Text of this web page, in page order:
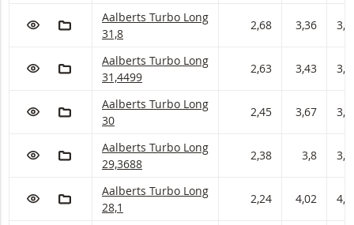
VOEG TOE AAN WATCHLIST
AAN PORTFOLIO TOEVOEGEN
Aalberts Turbo met ISIN code:
Aalberts Turbo Long
31,8
2,68 3,36
VOEG TOE AAN WATCHLIST
AAN PORTFOLIO TOEVOEGEN
Aalberts Turbo met ISIN code:
Aalberts Turbo Long
31,4499
2,63 3,43
VOEG TOE AAN WATCHLIST
AAN PORTFOLIO TOEVOEGEN
Aalberts Turbo met ISIN code:
Aalberts Turbo Long
30
2,45 3,67
VOEG TOE AAN WATCHLIST
AAN PORTFOLIO TOEVOEGEN
Aalberts Turbo met ISIN code:
Aalberts Turbo Long
29,3688
2,38 3,8 3,9
VOEG TOE AAN WATCHLIST
AAN PORTFOLIO TOEVOEGEN
Aalberts Turbo met ISIN code:
Aalberts Turbo Long
28,1
2,24 4,02